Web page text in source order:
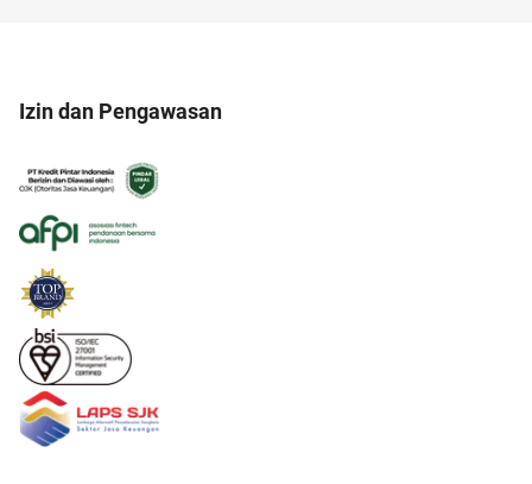
Izin dan Pengawasan